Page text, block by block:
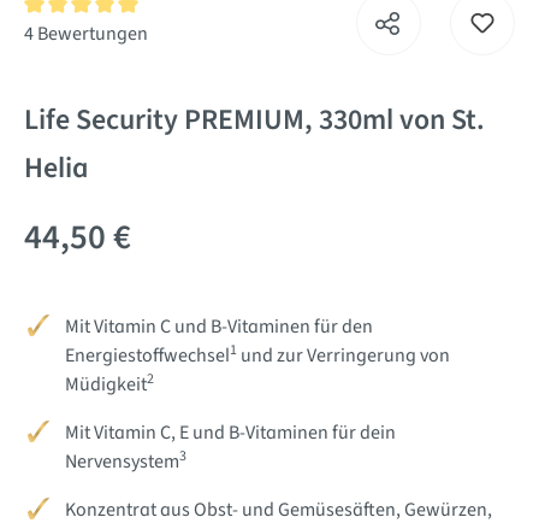
Durchschnittliche Bewertung von 5 von 5 Sternen
4 Bewertungen
Life Security PREMIUM, 330ml von St.
Helia
44,50 €
Mit Vitamin C und B-Vitaminen für den
Energiestoffwechsel1 und zur Verringerung von
Müdigkeit2
Mit Vitamin C, E und B-Vitaminen für dein
Nervensystem3
Konzentrat aus Obst- und Gemüsesäften, Gewürzen,